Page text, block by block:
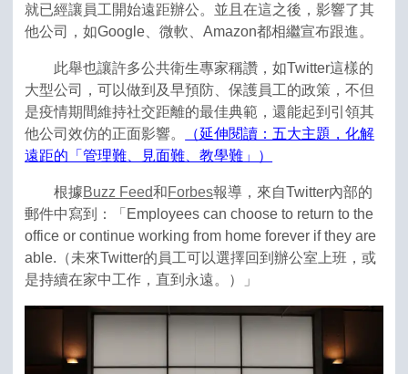
就已經讓員工開始遠距辦公。並且在這之後，影響了其
他公司，如Google、微軟、Amazon都相繼宣布跟進。
此舉也讓許多公共衛生專家稱讚，如Twitter這樣的
大型公司，可以做到及早預防、保護員工的政策，不但
是疫情期間維持社交距離的最佳典範，還能起到引領其
他公司效仿的正面影響。
（延伸閱讀：五大主題，化解
遠距的「管理難、見面難、教學難」）
根據Buzz Feed和Forbes報導，來自Twitter內部的
郵件中寫到：「Employees can choose to return to the
office or continue working from home forever if they are
able.（未來Twitter的員工可以選擇回到辦公室上班，或
是持續在家中工作，直到永遠。）」